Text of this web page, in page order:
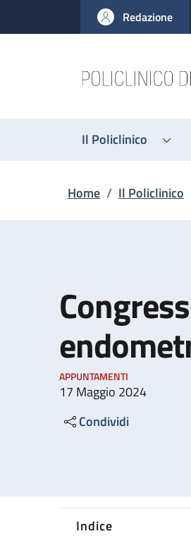
al contenuto principale
to footer content
Redazione
Il Policlinico
Briciole
Home / Il Policlinico
APPUNTAMENTI
17 Maggio 2024
Condividi
Indice